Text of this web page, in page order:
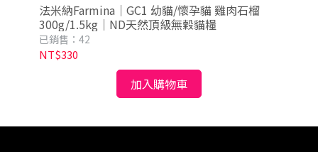
法米納Farmina｜GC1 幼貓/懷孕貓 雞肉石榴
300g/1.5kg｜ND天然頂級無穀貓糧
已銷售：42
NT$330
加入購物車